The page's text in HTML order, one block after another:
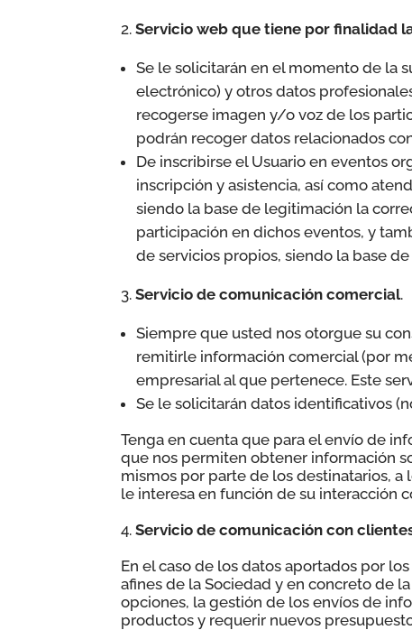
Servicio web que tiene por finalidad
Se le solicitarán en el momento de la
electrónico) y otros datos
recogerse imagen y/o voz de los
podrán recoger datos relacionados
De inscribirse el Usuario en eventos
inscripción y asistencia, así como
siendo la base de legitimación la
participación en dichos eventos, y
de servicios propios, siendo la base
Servicio de comunicación comercial.
Siempre que usted nos otorgue su
remitirle información comercial (por
empresarial al que pertenece. Este
Se le solicitarán datos identificativos
Tenga en cuenta que para el envío de
que nos permiten obtener información
mismos por parte de los destinatarios,
le interesa en función de su interacción
Servicio de comunicación con
En el caso de los datos aportados por
afines de la Sociedad y en concreto de
opciones, la gestión de los envíos de
productos y requerir nuevos